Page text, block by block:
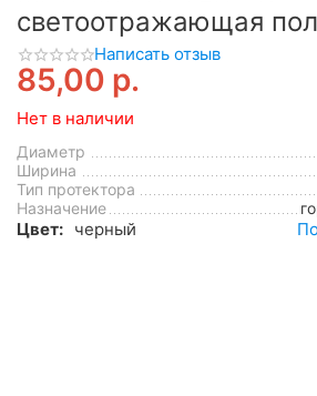
светоотражающая
Написать отзыв
85,00 р.
Нет в наличии
Диаметр
Ширина
Тип протектора
Назначение
Цвет: черный